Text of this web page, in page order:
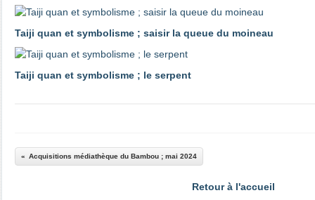
Taiji quan et symbolisme ; saisir la queue du moineau
Taiji quan et symbolisme ; le serpent
Acquisitions médiathèque du Bambou ; mai 2024
Retour à l'accueil